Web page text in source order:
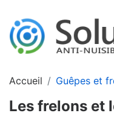
Accueil Guêpes et
Les frelons et